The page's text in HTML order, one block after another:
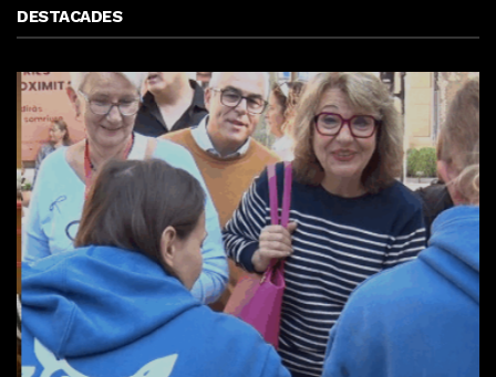
DESTACADES